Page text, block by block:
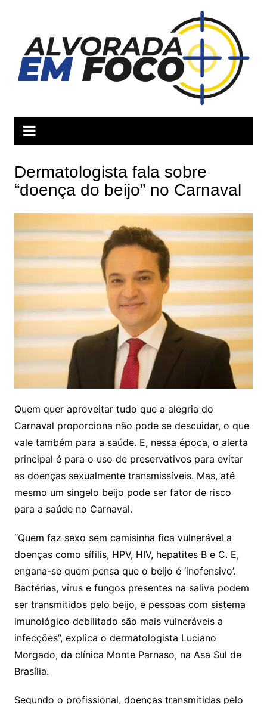
conteúdo
Dermatologista fala sobre
“doença do beijo” no Carnaval
Quem quer aproveitar tudo que a alegria do
Carnaval proporciona não pode se descuidar, o que
vale também para a saúde. E, nessa época, o alerta
principal é para o uso de preservativos para evitar
as doenças sexualmente transmissíveis. Mas, até
mesmo um singelo beijo pode ser fator de risco
para a saúde no Carnaval.
“Quem faz sexo sem camisinha fica vulnerável a
doenças como sífilis, HPV, HIV, hepatites B e C. E,
engana-se quem pensa que o beijo é ‘inofensivo’.
Bactérias, vírus e fungos presentes na saliva podem
ser transmitidos pelo beijo, e pessoas com sistema
imunológico debilitado são mais vulneráveis a
infecções”, explica o dermatologista Luciano
Morgado, da clínica Monte Parnaso, na Asa Sul de
Brasília.
Segundo o profissional, doenças transmitidas pelo